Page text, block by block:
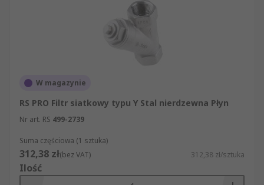
W magazynie
RS PRO Filtr siatkowy typu Y Stal nierdzewna Płyn
Nr art. RS 499-2739
Suma częściowa (1 sztuka)
312,38 zł(bez VAT) 312,38 zł/sztuka
Ilość